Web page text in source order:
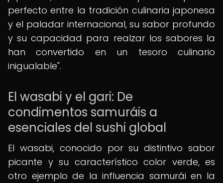
perfecto entre la tradición culinaria japonesa
y el paladar internacional, su sabor profundo
y su capacidad para realzar los sabores la
han convertido en un tesoro culinario
inigualable".
El wasabi y el gari: De
condimentos samuráis a
esenciales del sushi global
El wasabi, conocido por su distintivo sabor
picante y su característico color verde, es
otro ejemplo de la influencia samurái en la